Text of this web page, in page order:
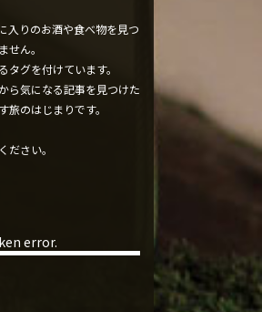
入りのお酒や食べ物を見つ
せん。
グを付けています。
ら気になる記事を見つけた
のはじまりです。
ださい。
error.